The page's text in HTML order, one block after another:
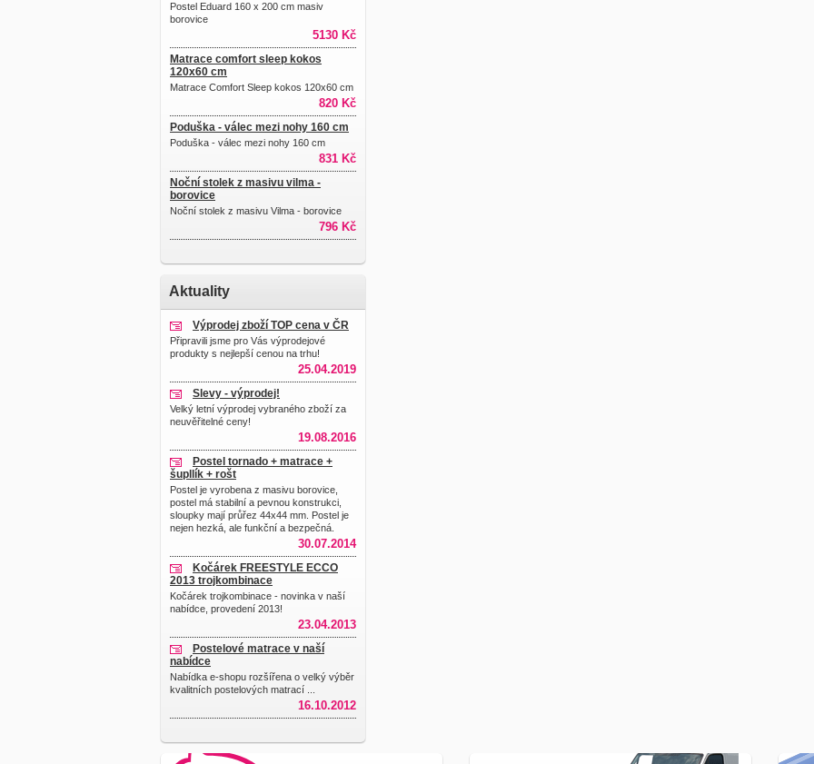
Postel Eduard 160 x 200 cm masiv
borovice
5130 Kč
Matrace comfort sleep kokos
120x60 cm
Matrace Comfort Sleep kokos 120x60 cm
820 Kč
Poduška - válec mezi nohy 160 cm
Poduška - válec mezi nohy 160 cm
831 Kč
Noční stolek z masivu vilma -
borovice
Noční stolek z masivu Vilma - borovice
796 Kč
Aktuality
Výprodej zboží TOP cena v ČR
Připravili jsme pro Vás výprodejové
produkty s nejlepší cenou na trhu!
25.04.2019
Slevy - výprodej!
Velký letní výprodej vybraného zboží za
neuvěřitelné ceny!
19.08.2016
Postel tornado + matrace +
šupllík + rošt
Postel je vyrobena z masivu borovice,
postel má stabilní a pevnou konstrukci,
sloupky mají průřez 44x44 mm. Postel je
nejen hezká, ale funkční a bezpečná.
30.07.2014
Kočárek FREESTYLE ECCO
2013 trojkombinace
Kočárek trojkombinace - novinka v naší
nabídce, provedení 2013!
23.04.2013
Postelové matrace v naší
nabídce
Nabídka e-shopu rozšířena o velký výběr
kvalitních postelových matrací ...
16.10.2012